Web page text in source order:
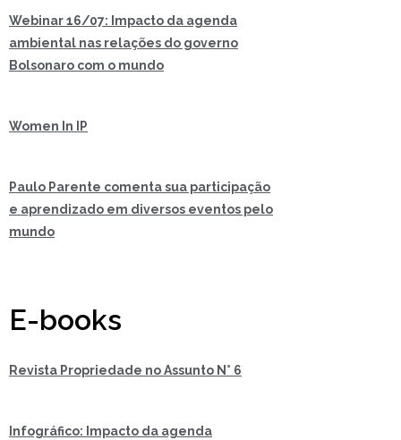
Webinar 16/07: Impacto da agenda
ambiental nas relações do governo
Bolsonaro com o mundo
Women In IP
Paulo Parente comenta sua participação
e aprendizado em diversos eventos pelo
mundo
E-books
Revista Propriedade no Assunto N° 6
Infográfico: Impacto da agenda